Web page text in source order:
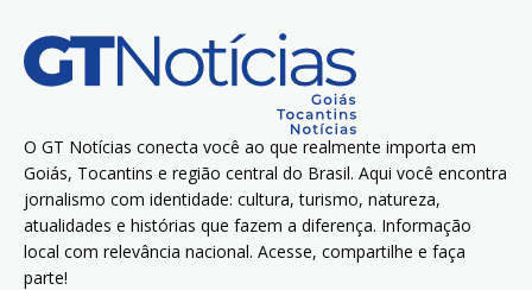
O GT Notícias conecta você ao que realmente importa em
Goiás, Tocantins e região central do Brasil. Aqui você encontra
jornalismo com identidade: cultura, turismo, natureza,
atualidades e histórias que fazem a diferença. Informação
local com relevância nacional. Acesse, compartilhe e faça
parte!